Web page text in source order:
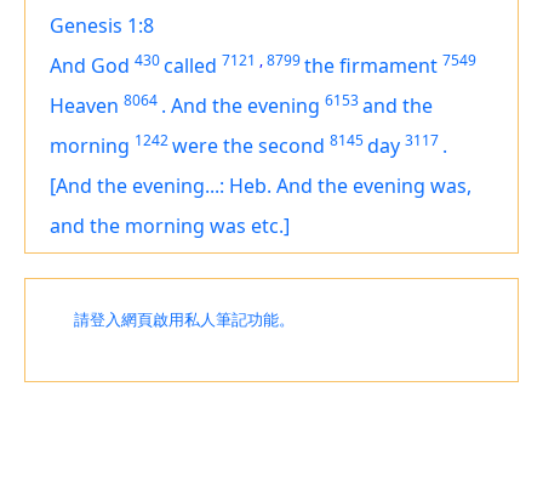
Genesis 1:8
And God 430called 7121 ,8799the firmament 7549
Heaven 8064 . And the evening 6153and the
morning 1242were the second 8145day 3117 .
[And the evening...: Heb. And the evening was,
and the morning was etc.]
請登入網頁啟用私人筆記功能。